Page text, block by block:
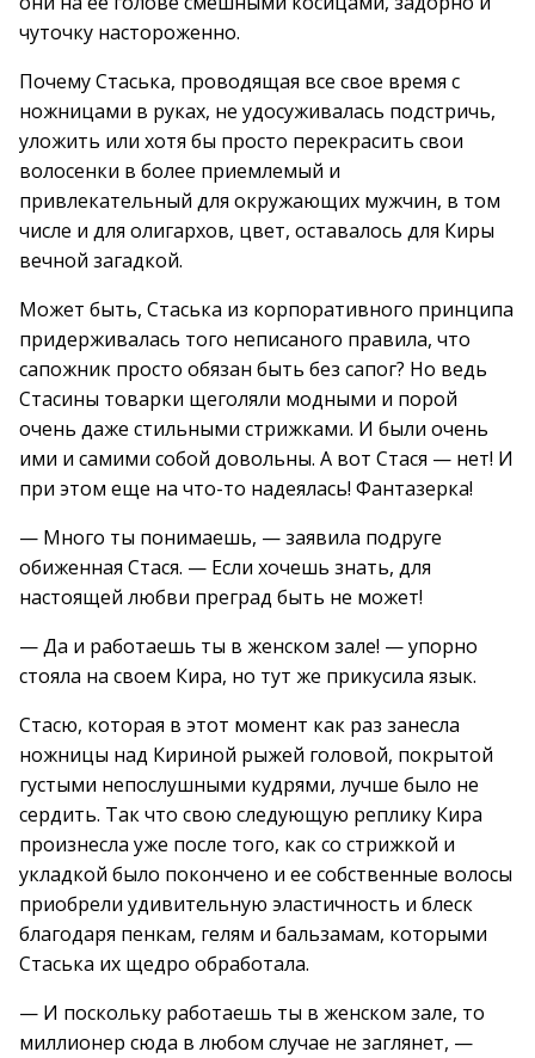
чуточку настороженно.
Почему Стаська, проводящая все свое время с
ножницами в руках, не удосуживалась подстричь,
уложить или хотя бы просто перекрасить свои
волосенки в более приемлемый и
привлекательный для окружающих мужчин, в том
числе и для олигархов, цвет, оставалось для Киры
вечной загадкой.
Может быть, Стаська из корпоративного принципа
придерживалась того неписаного правила, что
сапожник просто обязан быть без сапог? Но ведь
Стасины товарки щеголяли модными и порой
очень даже стильными стрижками. И были очень
ими и самими собой довольны. А вот Стася — нет! И
при этом еще на что-то надеялась! Фантазерка!
— Много ты понимаешь, — заявила подруге
обиженная Стася. — Если хочешь знать, для
настоящей любви преград быть не может!
— Да и работаешь ты в женском зале! — упорно
стояла на своем Кира, но тут же прикусила язык.
Стасю, которая в этот момент как раз занесла
ножницы над Кириной рыжей головой, покрытой
густыми непослушными кудрями, лучше было не
сердить. Так что свою следующую реплику Кира
произнесла уже после того, как со стрижкой и
укладкой было покончено и ее собственные волосы
приобрели удивительную эластичность и блеск
благодаря пенкам, гелям и бальзамам, которыми
Стаська их щедро обработала.
— И поскольку работаешь ты в женском зале, то
миллионер сюда в любом случае не заглянет, —